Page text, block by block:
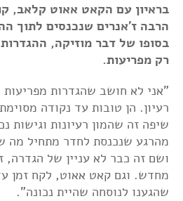
בראיון עם הקאט אאוט קלאב,
הרבה ז'אנרים שנכנסים לתוך
בסופו של דבר מוזיקה,
רק מפריעות.
"אני לא חושב שהגדרות מפריעות
רעיון. הן טובות עד נקודה
שיפה זה שהמון רעיונות וגישות
מהרגע שנכנסת לחדר מתחיל מה
ושם זה כבר לא עניין של הגדרה,
מחדש. וגם קאט אאוט, לקח זמן
שהגענו לנוסחה שהיית נכונה".